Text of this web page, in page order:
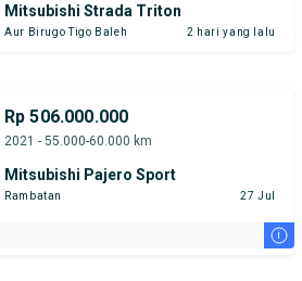
Mitsubishi Strada Triton
Aur Birugo Tigo Baleh 2 hari yang lalu
Rp 506.000.000
2021 - 55.000-60.000 km
Mitsubishi Pajero Sport
Rambatan 27 Jul
i